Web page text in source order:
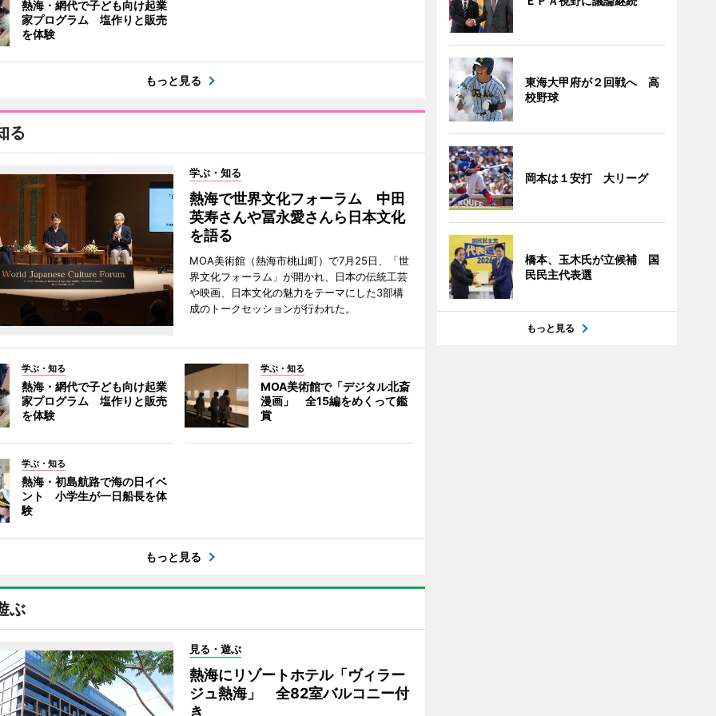
熱海・網代で子ども向け起業
家プログラム 塩作りと販売
を体験
もっと見る
る
学ぶ・知る
熱海で世界文化フォーラム 中田
英寿さんや冨永愛さんら日本文化
を語る
MOA美術館（熱海市桃山町）で7月25日、「世
界文化フォーラム」が開かれ、日本の伝統工芸
や映画、日本文化の魅力をテーマにした3部構
成のトークセッションが行われた。
学ぶ・知る
熱海・網代で子ども向け起業
家プログラム 塩作りと販売
を体験
学ぶ・知る
MOA美術館で「デジタル北斎
漫画」 全15編をめくって鑑
賞
学ぶ・知る
熱海・初島航路で海の日イベ
ント 小学生が一日船長を体
験
もっと見る
ぶ
見る・遊ぶ
熱海にリゾートホテル「ヴィラー
ジュ熱海」 全82室バルコニー付
き
東海大甲府が２回戦へ 高
校野球
岡本は１安打 大リーグ
橋本、玉木氏が立候補 国
民民主代表選
もっと見る